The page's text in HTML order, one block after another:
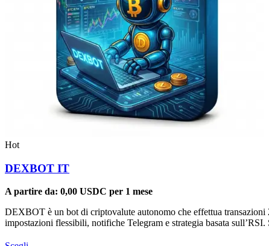
Hot
DEXBOT IT
A partire da: 0,00 USDC per 1 mese
DEXBOT è un bot di criptovalute autonomo che effettua transazioni
impostazioni flessibili, notifiche Telegram e strategia basata